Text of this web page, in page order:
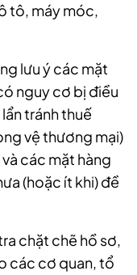
tô, máy móc,
lưu ý các mặt
nguy cơ bị điều
tránh thuế
vệ thương mại)
các mặt hàng
(hoặc ít khi) đề
chặt chẽ hồ sơ,
các cơ quan, tổ